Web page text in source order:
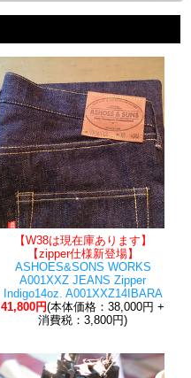
【W38は現在庫あります】
【zipper仕様新登場】
ASHOES&SONS WORKS
A001XXZ JEANS Zipper
Indigo14oz. A001XXZ14IBARA
41,800円(本体価格：38,000円 +
消費税：3,800円)